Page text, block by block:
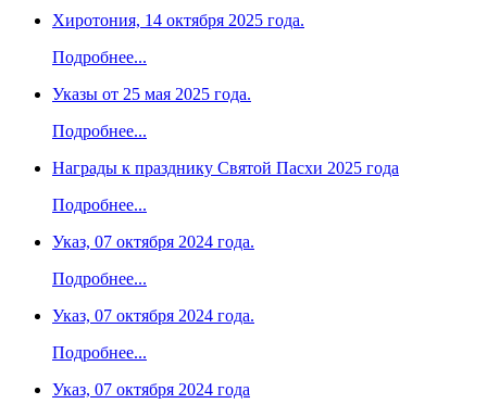
Хиротония, 14 октября 2025 года.
Подробнее...
Указы от 25 мая 2025 года.
Подробнее...
Награды к празднику Святой Пасхи 2025 года
Подробнее...
Указ, 07 октября 2024 года.
Подробнее...
Указ, 07 октября 2024 года.
Подробнее...
Указ, 07 октября 2024 года